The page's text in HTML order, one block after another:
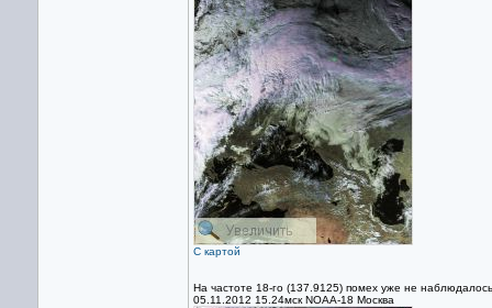
С картой
На частоте 18-го (137.9125) помех уже не
05.11.2012 15.24мск NOAA-18 Москва